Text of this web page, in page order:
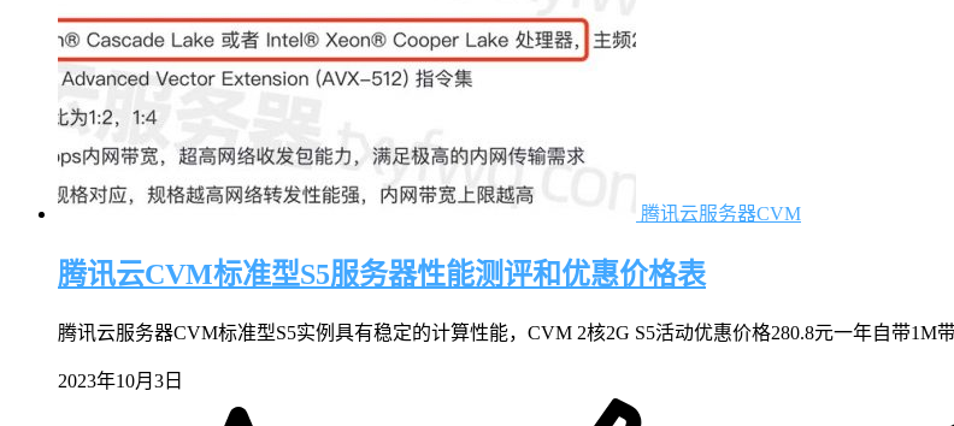
腾讯云服务器CVM
腾讯云CVM标准型S5服务器性能测评和优惠价格表
腾讯云服务器CVM标准型S5实例具有稳定的计算性能，CVM 2核2G S5活动优惠价格280.8元一年自带1M
2023年10月3日